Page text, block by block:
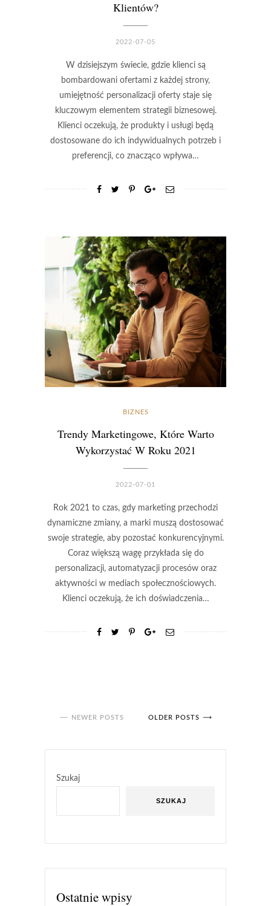
Klientów?
2022-07-05
W dzisiejszym świecie, gdzie klienci są
bombardowani ofertami z każdej strony,
umiejętność personalizacji oferty staje się
kluczowym elementem strategii biznesowej.
Klienci oczekują, że produkty i usługi będą
dostosowane do ich indywidualnych potrzeb i
preferencji, co znacząco wpływa…
BIZNES
Trendy Marketingowe, Które Warto
Wykorzystać W Roku 2021
2022-07-01
Rok 2021 to czas, gdy marketing przechodzi
dynamiczne zmiany, a marki muszą dostosować
swoje strategie, aby pozostać konkurencyjnymi.
Coraz większą wagę przykłada się do
personalizacji, automatyzacji procesów oraz
aktywności w mediach społecznościowych.
Klienci oczekują, że ich doświadczenia…
NEWER POSTS OLDER POSTS
Szukaj
SZUKAJ
Ostatnie wpisy